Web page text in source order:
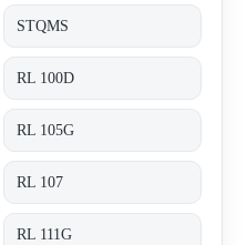
STQMS
RL 100D
RL 105G
RL 107
RL 111G